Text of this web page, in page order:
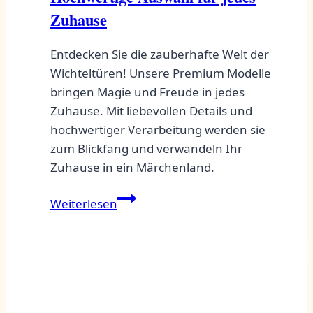
Zuhause
Entdecken Sie die zauberhafte Welt der
Wichteltüren! Unsere Premium Modelle
bringen Magie und Freude in jedes
Zuhause. Mit liebevollen Details und
hochwertiger Verarbeitung werden sie
zum Blickfang und verwandeln Ihr
Zuhause in ein Märchenland.
WeiterlesenWichteltür